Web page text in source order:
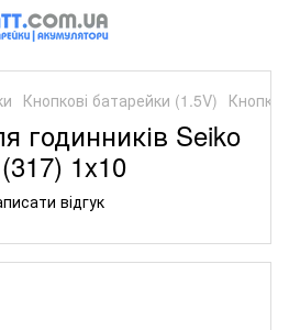
Кнопкові батарейки (1.5V)
годинників Seiko
1x10
відгук